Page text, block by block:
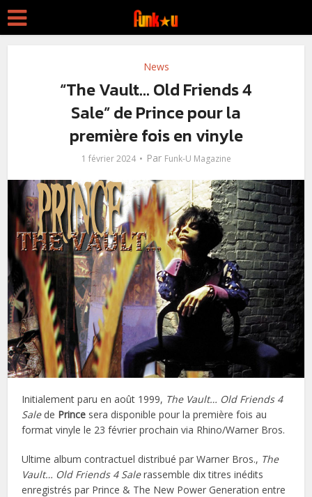
News
“The Vault… Old Friends 4
Sale” de Prince pour la
première fois en vinyle
1 février 2024 Par Funk-U Magazine
Initialement paru en août 1999, The Vault… Old Friends 4
Sale de Prince sera disponible pour la première fois au
format vinyle le 23 février prochain via Rhino/Warner Bros.
Ultime album contractuel distribué par Warner Bros., The
Vault… Old Friends 4 Salerassemble dix titres inédits
enregistrés par Prince & The New Power Generation entre